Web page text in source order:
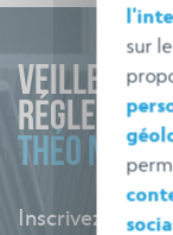
VEILLE
THÉO
Inscrivez-vous
sur